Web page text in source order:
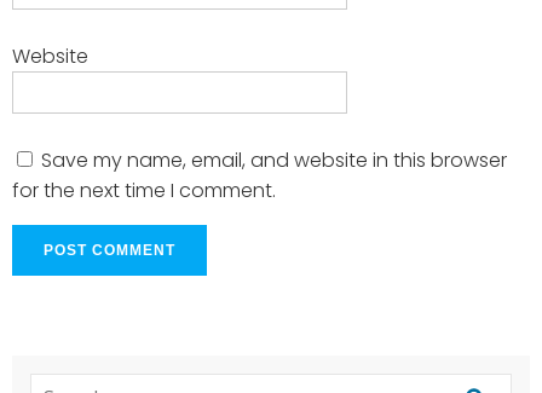
Website
Save my name, email, and website in this browser
for the next time I comment.